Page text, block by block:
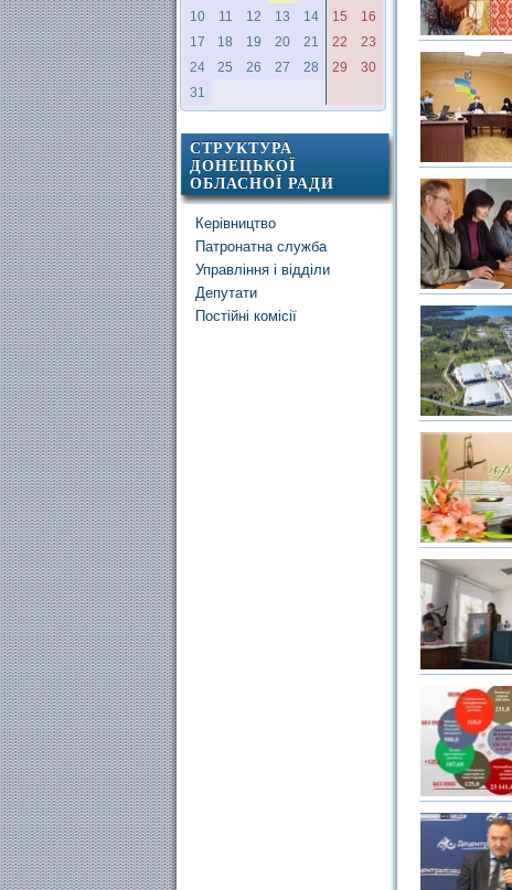
10
11 12 13 14 15
16
17
18 19 20 21 22
23
24
25 26 27 28 29
30
31
СТРУКТУРА
ДОНЕЦЬКОЇ
ОБЛАСНОЇ РАДИ
Керівництво
Патронатна служба
Управління і відділи
Депутати
Постійні комісії